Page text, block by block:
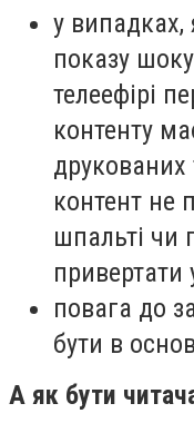
у
показу
телеефірі
контенту
контент не
шпальті чи
привертати
повага до
бути в
А як бути